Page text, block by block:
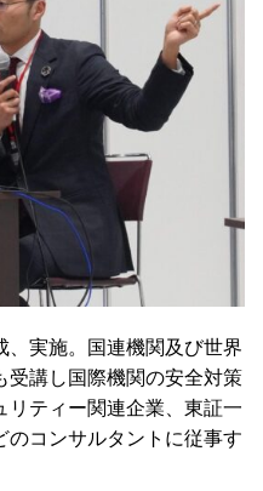
実施。国連機関及び世界
受講し国際機関の安全対策
ティー関連企業、東証一
コンサルタントに従事す